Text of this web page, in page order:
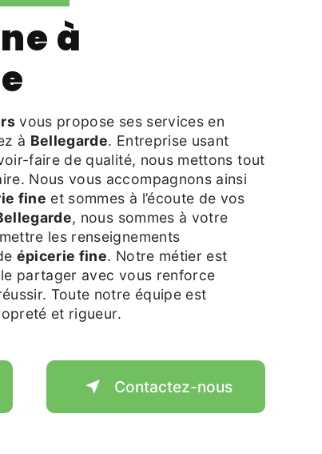
vous propose ses services en
à Bellegarde. Entreprise usant
faire de qualité, nous mettons tout
Nous vous accompagnons ainsi
fine et sommes à l’écoute de vos
, nous sommes à votre
les renseignements
épicerie fine. Notre métier est
partager avec vous renforce
Toute notre équipe est
et rigueur.
Contactez-nous